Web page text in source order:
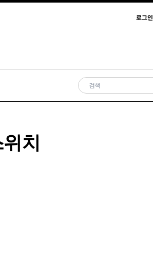
로그인
치